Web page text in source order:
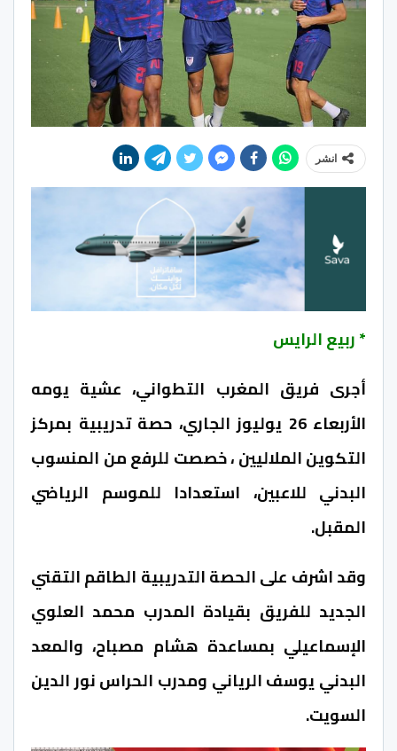
انشر
* ربيع الرايس
أجرى فريق المغرب التطواني، عشية يومه
الأربعاء 26 يوليوز الجاري، حصة تدريبية بمركز
التكوين الملاليين ، خصصت للرفع من المنسوب
البدني للاعبين، استعدادا للموسم الرياضي
المقبل.
وقد اشرف على الحصة التدريبية الطاقم التقني
الجديد للفريق بقيادة المدرب محمد العلوي
الإسماعيلي بمساعدة هشام مصباح، والمعد
البدني يوسف الرياني ومدرب الحراس نور الدين
السويت.